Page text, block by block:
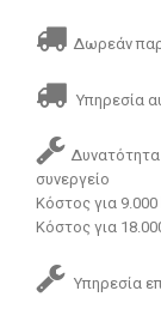
Δωρεάν
Υπηρεσία
συνεργείο
Κόστος για
Κόστος για
Υπηρεσία